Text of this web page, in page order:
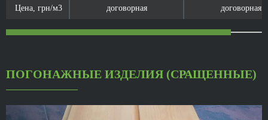
Цена, грн/м3 договорная договорная
Цена, грн/м3
ПОГОНАЖНЫЕ ИЗДЕЛИЯ (СРАЩЕННЫЕ)